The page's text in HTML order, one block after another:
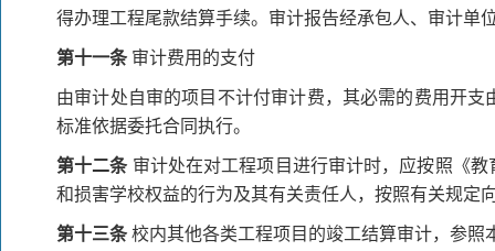
得办理工程尾款结算手续。审计报告经承包人、审计单
第十一条审计费用的支付
由审计处自审的项目不计付审计费，其必需的费用开
标准依据委托合同执行。
第十二条审计处在对工程项目进行审计时，应按照《
和损害学校权益的行为及其有关责任人，按照有关规定
第十三条校内其他各类工程项目的竣工结算审计，参照